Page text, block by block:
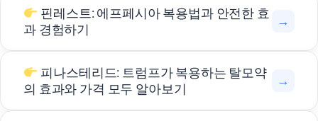
핀레스트: 에프페시아 복용법과 안전한 효
과 경험하기
→
피나스테리드: 트럼프가 복용하는 탈모약
의 효과와 가격 모두 알아보기
→